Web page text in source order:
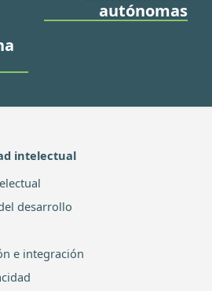
autónomas
intelectual
desarrollo
e integración